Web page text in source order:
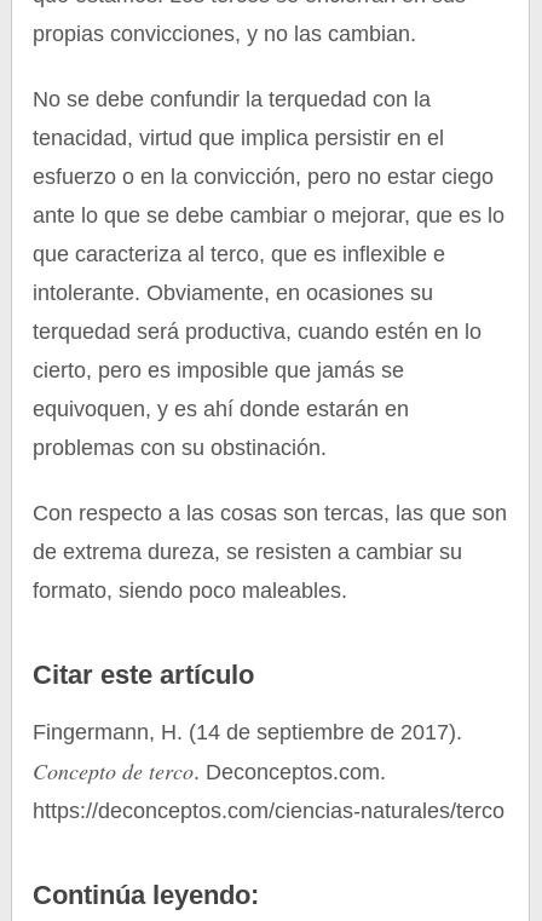
propias convicciones, y no las cambian.
No se debe confundir la terquedad con la
tenacidad, virtud que implica persistir en el
esfuerzo o en la convicción, pero no estar ciego
ante lo que se debe cambiar o mejorar, que es lo
que caracteriza al terco, que es inflexible e
intolerante. Obviamente, en ocasiones su
terquedad será productiva, cuando estén en lo
cierto, pero es imposible que jamás se
equivoquen, y es ahí donde estarán en
problemas con su obstinación.
Con respecto a las cosas son tercas, las que son
de extrema dureza, se resisten a cambiar su
formato, siendo poco maleables.
Citar este artículo
Fingermann, H. (14 de septiembre de 2017).
Concepto de terco. Deconceptos.com.
https://deconceptos.com/ciencias-naturales/terco
Continúa leyendo: